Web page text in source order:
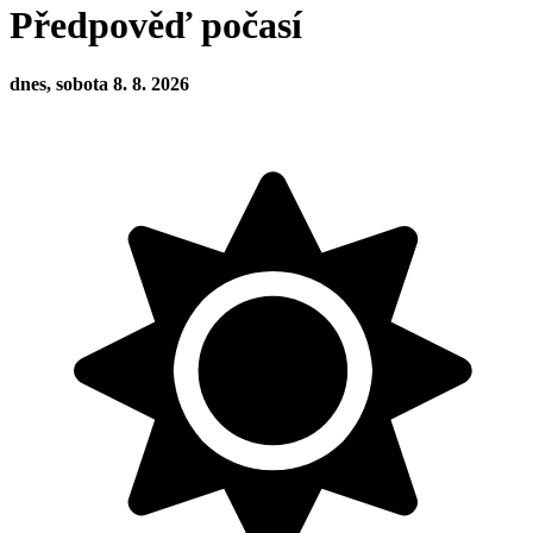
Předpověď počasí
dnes, sobota 8. 8. 2026